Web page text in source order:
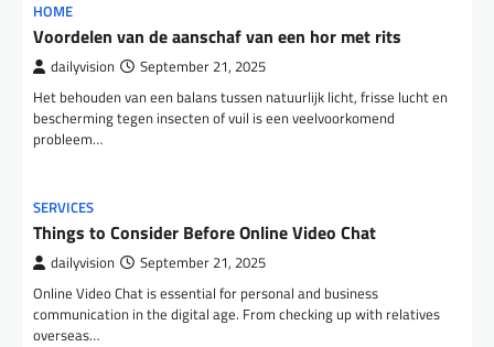
HOME
Voordelen van de aanschaf van een hor met rits
dailyvision September 21, 2025
Het behouden van een balans tussen natuurlijk licht, frisse lucht en
bescherming tegen insecten of vuil is een veelvoorkomend
probleem…
SERVICES
Things to Consider Before Online Video Chat
dailyvision September 21, 2025
Online Video Chat is essential for personal and business
communication in the digital age. From checking up with relatives
overseas…